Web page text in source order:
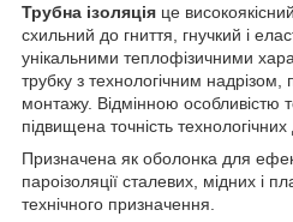
Трубна ізоляція це
схильний до гниття, гнучкий і
унікальними теплофізичними
трубку з технологічним
монтажу. Відмінною особливістю
підвищена точність
Призначена як оболонка для
пароізоляції сталевих, мідних і
технічного призначення.